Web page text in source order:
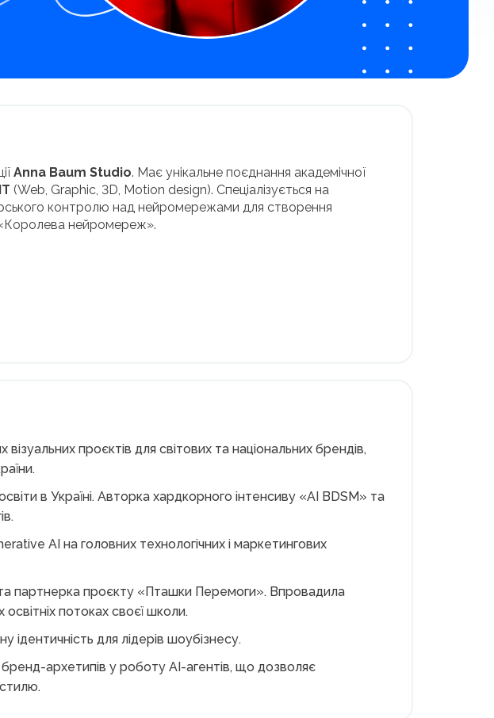
Anna Baum Studio. Має унікальне поєднання академічної
(Web, Graphic, 3D, Motion design). Спеціалізується на
контролю над нейромережами для створення
«Королева нейромереж».
проєктів для світових та національних брендів,
в Україні. Авторка хардкорного інтенсиву «AI BDSM» та
AI на головних технологічних і маркетингових
партнерка проєкту «Пташки Перемоги». Впровадила
потоках своєї школи.
ідентичність для лідерів шоубізнесу.
архетипів у роботу AI-агентів, що дозволяє